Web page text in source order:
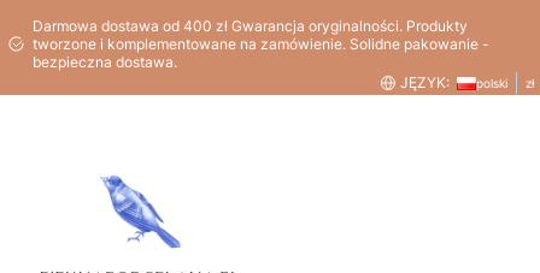
Darmowa dostawa od 400 zł Gwarancja oryginalności. Produkty
tworzone i komplementowane na zamówienie. Solidne pakowanie -
bezpieczna dostawa.
JĘZYK:
polski zł